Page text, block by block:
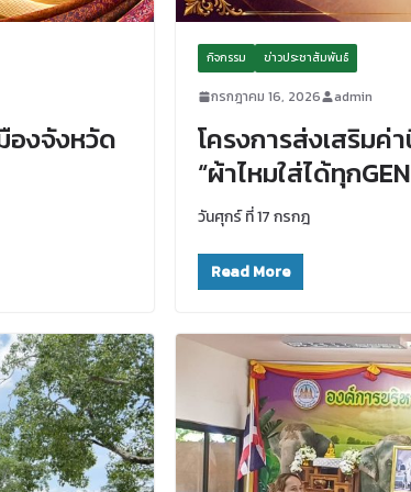
องจังหวัด
กิจกรรม ข่าวประชาสัมพันธ์
กรกฎาคม 16, 2026 admin
โครงการส่งเสริมค่
“ผ้าไหมใส่ได้ทุก
วันศุกร์ ที่ 17 กรกฎ
Read More